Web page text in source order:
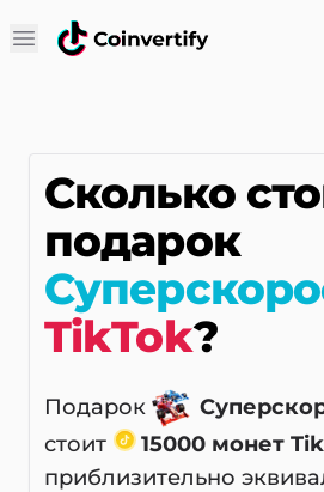
Open main menu
Сколько
подарок
TikTok?
Подарок
стоит
15000 монет
приблизительно